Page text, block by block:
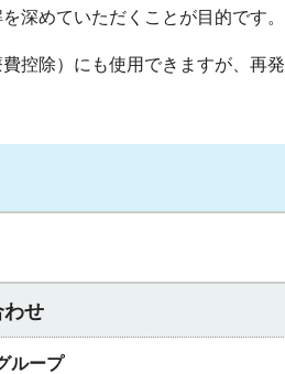
深めていただくことが目的です。
控除）にも使用できますが、再
わせ
ループ